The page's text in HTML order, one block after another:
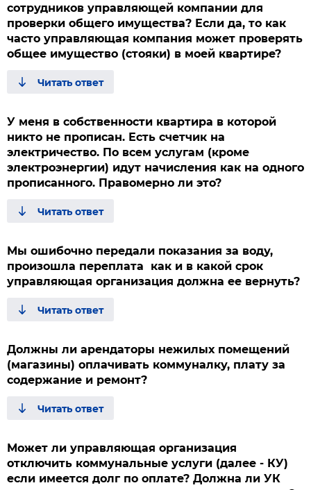
сотрудников управляющей компании для
проверки общего имущества? Если да, то как
часто управляющая компания может проверять
общее имущество (стояки) в моей квартире?
У меня в собственности квартира в которой
никто не прописан. Есть счетчик на
электричество. По всем услугам (кроме
электроэнергии) идут начисления как на одного
прописанного. Правомерно ли это?
Мы ошибочно передали показания за воду,
произошла переплата как и в какой срок
управляющая организация должна ее вернуть?
Должны ли арендаторы нежилых помещений
(магазины) оплачивать коммуналку, плату за
содержание и ремонт?
Может ли управляющая организация
отключить коммунальные услуги (далее - КУ)
если имеется долг по оплате? Должна ли УК